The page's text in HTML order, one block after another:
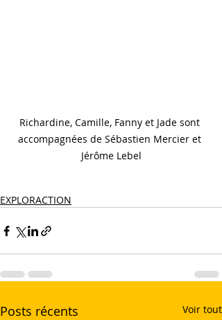
Richardine, Camille, Fanny et Jade sont
accompagnées de Sébastien Mercier et
Jérôme Lebel
EXPLORACTION
Posts récents Voir tout